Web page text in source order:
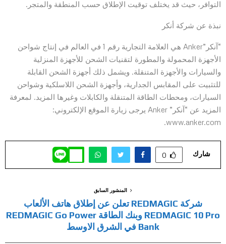
التوافر، حيث قد يختلف توقيت الإطلاق حسب المنطقة والمتجر.
نبذة عن شركة أنكر
“آنكر”Anker هي العلامة التجارية رقم 1 في العالم في إنتاج شواحن
الأجهزة المحمولة والمطورة لتقنيات الشحن للأجهزة المنزلية
والسيارات والأجهزة المتنقلة. ويشمل ذلك أجهزة الشحن القابلة
للتثبيت على المقابس الجدارية، وأجهزة الشحن اللاسلكية وشواحن
السيارات، ومحطات الطاقة المتنقلة والكابلات وغيرها المزيد. لمعرفة
المزيد عن “آنكر” Anker يرجى زيارة الموقع الإلكتروني:
www.anker.com.
شارك 0
المنشور السابق
شركة REDMAGIC تعلن عن إطلاق هاتف الألعاب
REDMAGIC 10 Pro وبنك الطاقة REDMAGIC Go Power
Bank في الشرق الاوسط